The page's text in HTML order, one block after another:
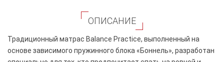
ОПИСАНИЕ
Традиционный матрас Balance Practice, выполненный на
основе зависимого пружинного блока «Боннель», разработан